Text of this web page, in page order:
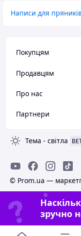
Написи для
Покупцям
Продавцям
Про нас
Партнери
Тема - світла
© Prom.ua —
зручно